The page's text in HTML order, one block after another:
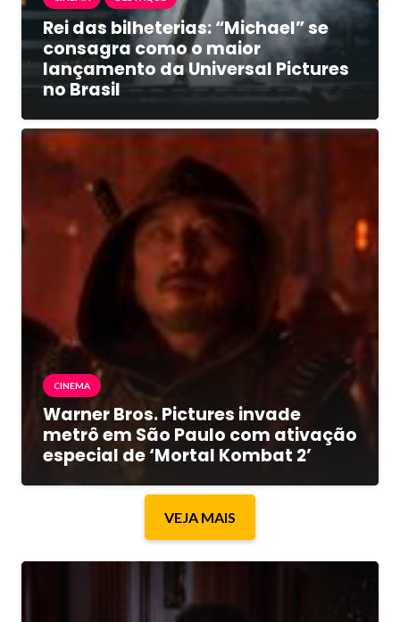
Rei das bilheterias: “Michael” se
consagra como o maior
lançamento da Universal Pictures
no Brasil
CINEMA
Warner Bros. Pictures invade
metrô em São Paulo com ativação
especial de ‘Mortal Kombat 2’
VEJA MAIS